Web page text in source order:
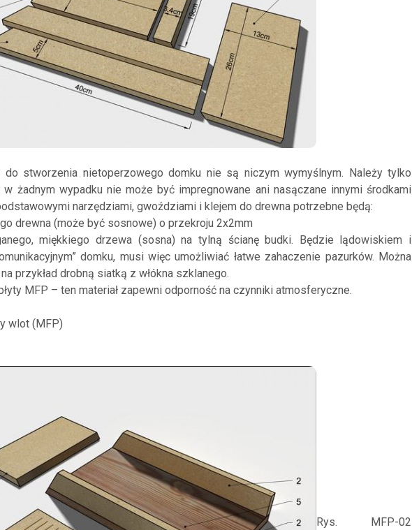
do stworzenia nietoperzowego domku nie są niczym wymyślnym. Należy tylko
w żadnym wypadku nie może być impregnowane ani nasączane innymi środkami
narzędziami, gwoździami i klejem do drewna potrzebne będą:
drewna (może być sosnowe) o przekroju 2x2mm
miękkiego drzewa (sosna) na tylną ścianę budki. Będzie lądowiskiem i
domku, musi więc umożliwiać łatwe zahaczenie pazurków. Można
przykład drobną siatką z włókna szklanego.
MFP – ten materiał zapewni odporność na czynniki atmosferyczne.
wlot (MFP)
Rys. MFP-02